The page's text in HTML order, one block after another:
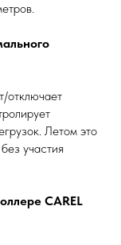
отключает
Летом это
участия
CAREL